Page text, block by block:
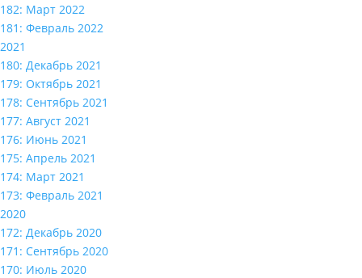
182: Март 2022
181: Февраль 2022
2021
180: Декабрь 2021
179: Октябрь 2021
178: Сентябрь 2021
177: Август 2021
176: Июнь 2021
175: Апрель 2021
174: Март 2021
173: Февраль 2021
2020
172: Декабрь 2020
171: Сентябрь 2020
170: Июль 2020